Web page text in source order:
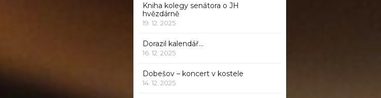
Kniha kolegy senátora o JH
hvězdárně
19. 12. 2025
Dorazil kalendář…
16. 12. 2025
Dobešov – koncert v kostele
14. 12. 2025